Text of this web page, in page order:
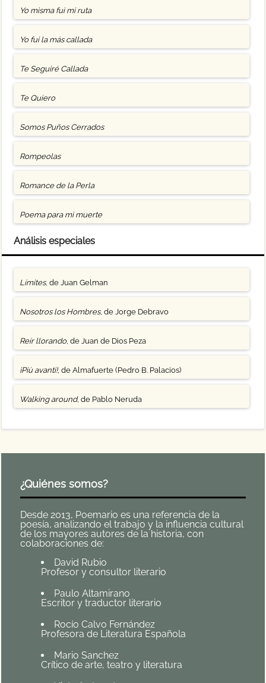
Yo misma fui mi ruta
Yo fui la más callada
Te Seguiré Callada
Te Quiero
Somos Puños Cerrados
Rompeolas
Romance de la Perla
Poema para mi muerte
Análisis especiales
Límites, de Juan Gelman
Nosotros los Hombres, de Jorge Debravo
Reír llorando, de Juan de Dios Peza
¡Più avanti!, de Almafuerte (Pedro B. Palacios)
Walking around, de Pablo Neruda
¿Quiénes somos?
Desde 2013, Poemario es una referencia de la
poesía, analizando el trabajo y la influencia cultural
de los mayores autores de la historia, con
colaboraciones de:
David Rubio
Profesor y consultor literario
Paulo Altamirano
Escritor y traductor literario
Rocío Calvo Fernández
Profesora de Literatura Española
Mario Sanchez
Crítico de arte, teatro y literatura